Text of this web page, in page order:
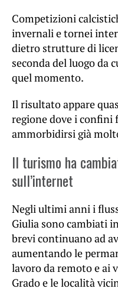
Competizioni
invernali e tornei
dietro strutture di
seconda del luogo da
quel momento.
Il risultato appare
regione dove i
ammorbidirsi già
Il turismo ha
sull’internet
Negli ultimi anni i
Giulia sono cambiati
brevi continuano ad
aumentando le
lavoro da remoto e ai
Grado e le località